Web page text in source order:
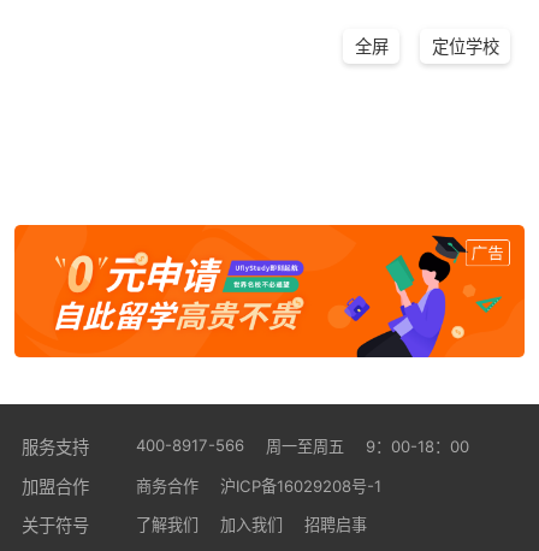
全屏 定位学校
服务支持 400-8917-566 周一至周五 9：00-18：00
加盟合作 商务合作 沪ICP备16029208号-1
关于符号 了解我们 加入我们 招聘启事